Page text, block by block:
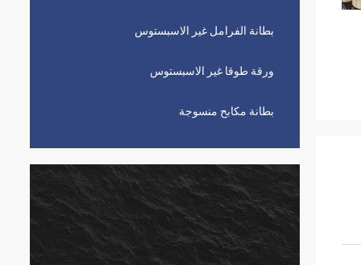
بطانة الفرامل غير الاسبستوس
ورقة طوقا غير الاسبستوس
بطانة مكابح منسوجة